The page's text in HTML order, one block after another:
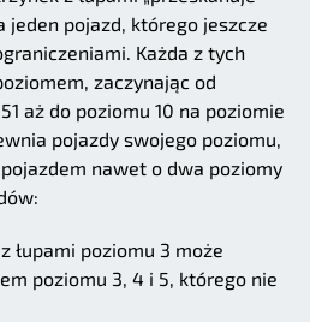
jeden pojazd, którego jeszcze
Każda z tych
zaczynając od
aż do poziomu 10 na poziomie
pojazdy swojego poziomu,
nawet o dwa poziomy
łupami poziomu 3 może
poziomu 3, 4 i 5, którego nie